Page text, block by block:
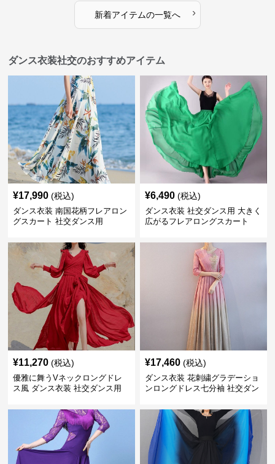
新着アイテムの一覧へ ›
ダンス衣装社交のおすすめアイテム
¥17,990 (税込)
ダンス衣装 南国花柄フレアロン
グスカート 社交ダンス用
¥6,490 (税込)
ダンス衣装 社交ダンス用 大きく
広がるフレアロングスカート
¥11,270 (税込)
優雅に舞うVネックロングドレ
ス風 ダンス衣装 社交ダンス用
¥17,460 (税込)
ダンス衣装 花刺繍グラデーショ
ンロングドレス七分袖 社交ダン